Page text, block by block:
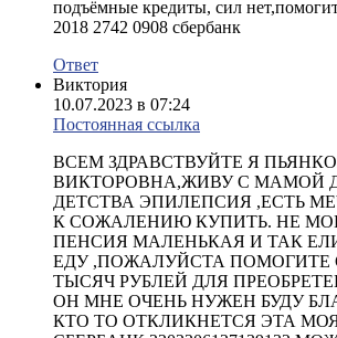
подъёмные кредиты, сил
2018 2742 0908 сбербанк
Ответ
Виктория
10.07.2023 в 07:24
Постоянная ссылка
ВСЕМ ЗДРАВСТВУЙТЕ Я
ВИКТОРОВНА,ЖИВУ С МАМОЙ
ДЕТСТВА ЭПИЛЕПСИЯ ,ЕСТЬ
К СОЖАЛЕНИЮ КУПИТЬ. НЕ
ПЕНСИЯ МАЛЕНЬКАЯ И ТАК
ЕДУ ,ПОЖАЛУЙСТА ПОМОГИТЕ
ТЫСЯЧ РУБЛЕЙ ДЛЯ
ОН МНЕ ОЧЕНЬ НУЖЕН БУДУ
КТО ТО ОТКЛИКНЕТСЯ ЭТА